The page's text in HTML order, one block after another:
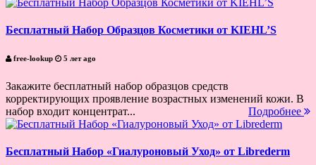
Бесплатный Набор Образцов Косметики от KIEHL’S
free-lookup 5 лет ago
Закажите бесплатный набор образцов средств
корректирующих проявление возрастных изменений кожи. В
набор входит концентрат...
Подробнее
Бесплатный Набор «Гиалуроновый Уход» от Librederm